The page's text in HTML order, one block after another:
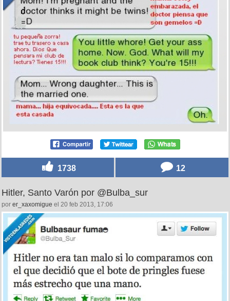
1738 12
Hitler, Santo Varón por @Bulba_sur
por er_xaxomigue el 20 feb 2013, 17:06